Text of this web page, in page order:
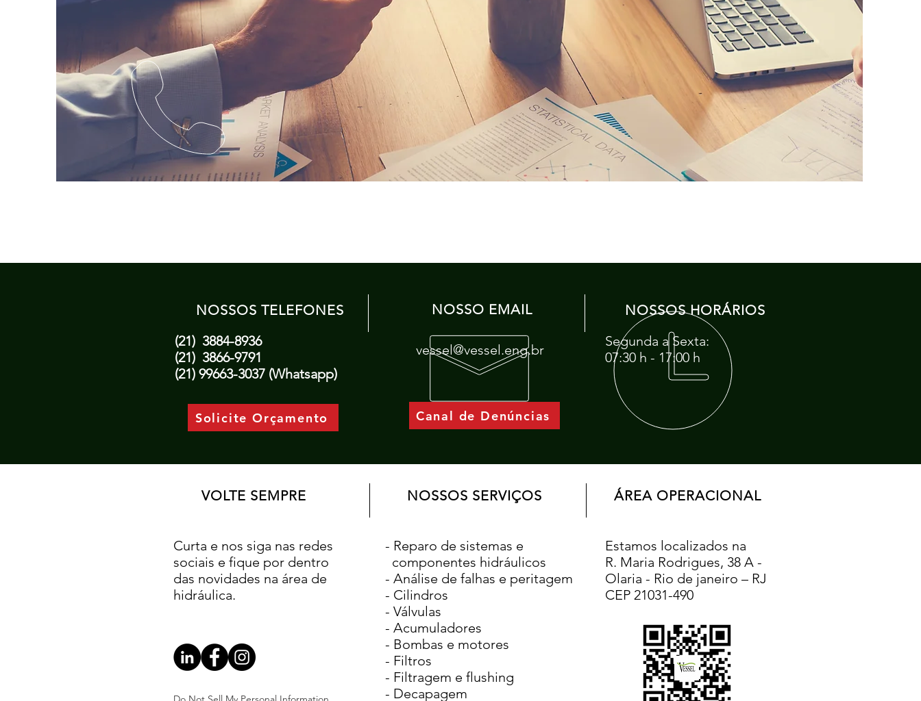
NOSSOS TELEFONES
(21) 3884-8936
(21) 3866-9791
(21) 99663-3037 (Whatsapp)
Solicite Orçamento
NOSSO EMAIL
vessel@vessel.eng.br
NOSSOS HORÁRIOS
Segunda a Sexta:
07:30 h - 17:00 h
Canal de Denúncias
VOLTE SEMPRE NOSSOS SERVIÇOS ÁREA OPERACIONAL
Curta e nos siga nas redes
sociais e fique por dentro
das novidades na área de
hidráulica.
- Reparo de sistemas e
componentes hidráulicos
- Análise de falhas e peritagem
- Cilindros
- Válvulas
- Acumuladores
- Bombas e motores
- Filtros
- Filtragem e flushing
- Decapagem
Estamos localizados na
R. Maria Rodrigues, 38 A -
Olaria - Rio de janeiro – RJ
CEP 21031-490